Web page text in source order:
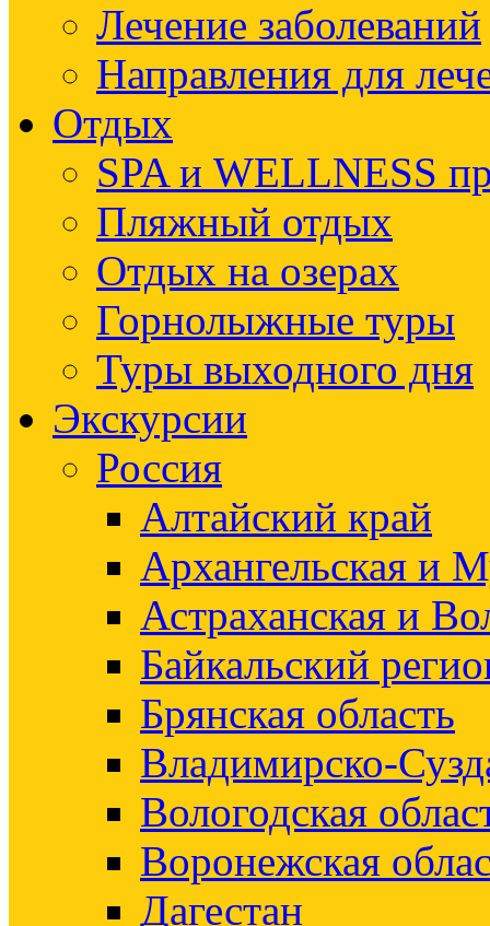
Лечение заболеваний
Направления для
Отдых
SPA и WELLNESS
Пляжный отдых
Отдых на озерах
Горнолыжные туры
Туры выходного дня
Экскурсии
Россия
Алтайский край
Архангельская и
Астраханская и
Байкальский
Брянская область
Владимирско-
Вологодская
Воронежская
Дагестан